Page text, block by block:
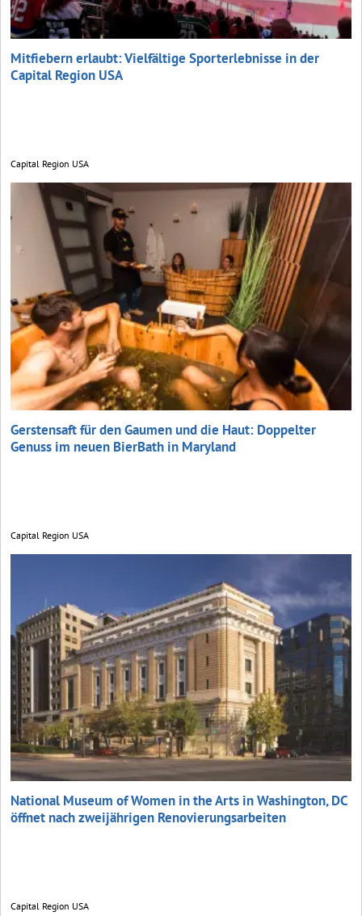
Mitfiebern erlaubt: Vielfältige Sporterlebnisse in der
Capital Region USA
Capital Region USA
Gerstensaft für den Gaumen und die Haut: Doppelter
Genuss im neuen BierBath in Maryland
Capital Region USA
National Museum of Women in the Arts in Washington, DC
öffnet nach zweijährigen Renovierungs­arbeiten
Capital Region USA